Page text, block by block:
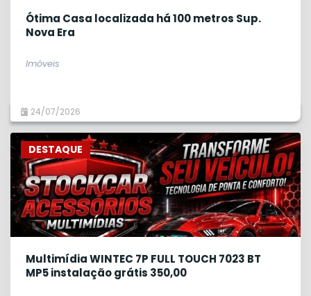
Ótima Casa localizada há 100 metros Sup.
Nova Era
Imóveis
24/07/2026
DESTAQUE
Multimídia WINTEC 7P FULL TOUCH 7023 BT
MP5 instalação grátis 350,00